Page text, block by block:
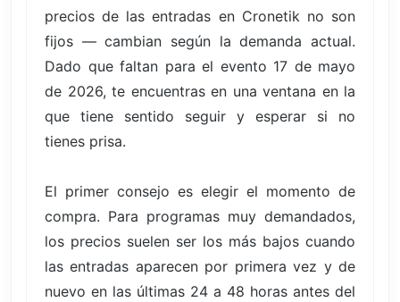
precios de las entradas en Cronetik no son
fijos — cambian según la demanda actual.
Dado que faltan para el evento 17 de mayo
de 2026, te encuentras en una ventana en la
que tiene sentido seguir y esperar si no
tienes prisa.
El primer consejo es elegir el momento de
compra. Para programas muy demandados,
los precios suelen ser los más bajos cuando
las entradas aparecen por primera vez y de
nuevo en las últimas 24 a 48 horas antes del